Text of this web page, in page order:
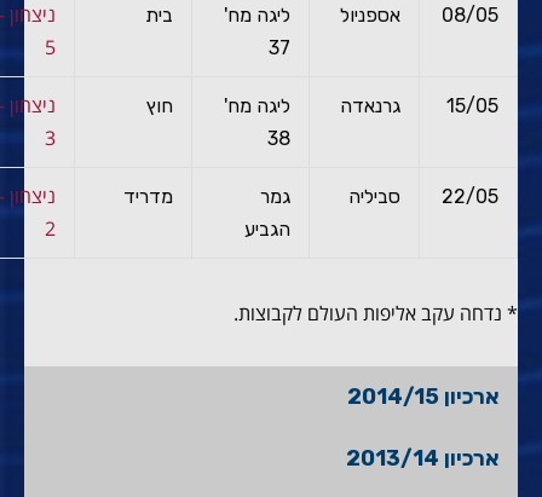
08/05 אספניול
ליגה מח'
37
בית
5
15/05 גרנאדה
ליגה מח'
38
חוץ
3
22/05 סביליה
גמר
הגביע
מדריד
2
* נדחה עקב אליפות העולם לקבוצות.
ארכיון 2014/15
ארכיון 2013/14